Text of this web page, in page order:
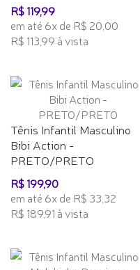
R$ 119,99
em até 6x de R$ 20,00
R$ 113,99 à vista
Tênis Infantil Masculino
Bibi Action -
PRETO/PRETO
R$ 199,90
em até 6x de R$ 33,32
R$ 189,91 à vista